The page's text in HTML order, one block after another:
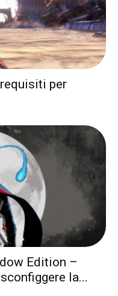
per
Edition –
la...